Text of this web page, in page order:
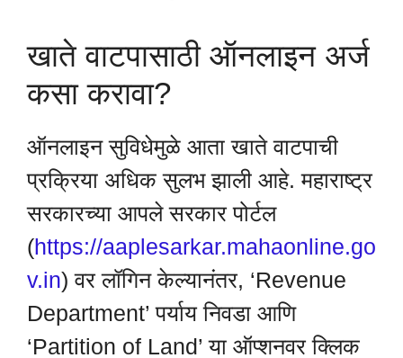
खाते वाटपासाठी ऑनलाइन अर्ज
कसा करावा?
ऑनलाइन सुविधेमुळे आता खाते वाटपाची
प्रक्रिया अधिक सुलभ झाली आहे. महाराष्ट्र
सरकारच्या आपले सरकार पोर्टल
(https://aaplesarkar.mahaonline.go
v.in) वर लॉगिन केल्यानंतर, ‘Revenue
Department’ पर्याय निवडा आणि
‘Partition of Land’ या ऑप्शनवर क्लिक